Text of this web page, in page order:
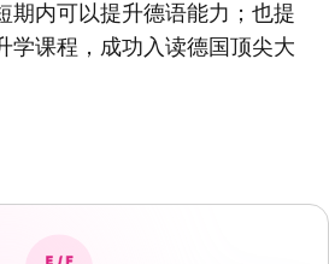
期内可以提升德语能力；也提
学课程，成功入读德国顶尖大